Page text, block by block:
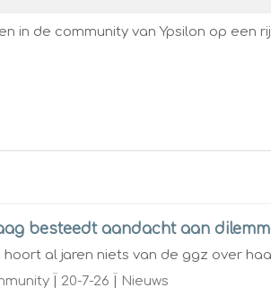
in de community van Ypsilon op een
besteedt aandacht aan
hoort al jaren niets van de ggz over
20-7-26 Nieuws